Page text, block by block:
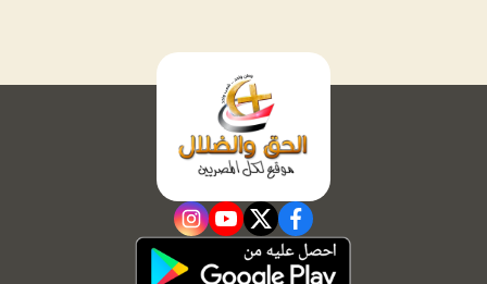
facebook
twitter
youtube
instagram